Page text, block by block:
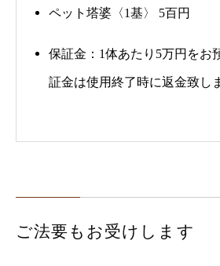
ペット塔婆〈1基〉 5百円
保証金：1体あたり5万円をお
証金は使用終了時に返金致し
ご法要もお受けします